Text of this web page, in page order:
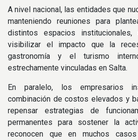
A nivel nacional, las entidades que
manteniendo reuniones para
distintos espacios
visibilizar el impacto que la
gastronomía y el turismo
estrechamente vinculadas en Salta.
En paralelo, los empresarios
combinación de costos elevados y
repensar estrategias de
permanentes para sostener la
reconocen que en muchos